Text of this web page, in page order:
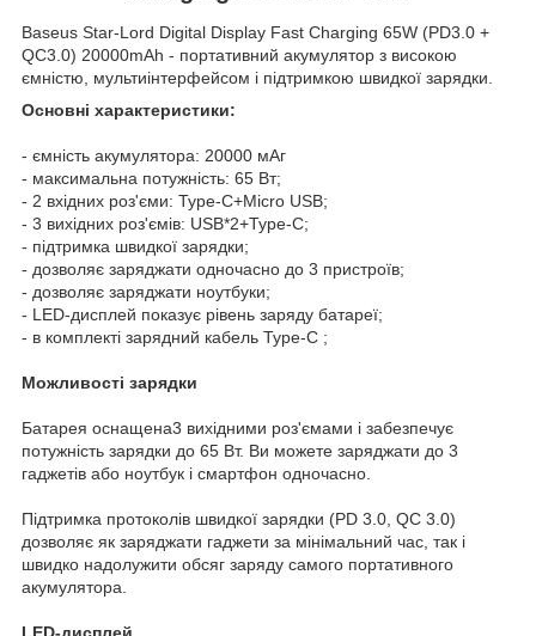
Baseus Star-Lord Digital Display Fast Charging 65W (PD3.0 +
QC3.0) 20000mAh - портативний акумулятор з високою
ємністю, мультиінтерфейсом і підтримкою швидкої зарядки.
Основні характеристики:
- ємність акумулятора: 20000 мАг
- максимальна потужність: 65 Вт;
- 2 вхідних роз'єми: Type-C+Micro USB;
- 3 вихідних роз'ємів: USB*2+Type-C;
- підтримка швидкої зарядки;
- дозволяє заряджати одночасно до 3 пристроїв;
- дозволяє заряджати ноутбуки;
- LED-дисплей показує рівень заряду батареї;
- в комплекті зарядний кабель Type-C ;
Можливості зарядки
Батарея оснащена3 вихідними роз'ємами і забезпечує
потужність зарядки до 65 Вт. Ви можете заряджати до 3
гаджетів або ноутбук і смартфон одночасно.
Підтримка протоколів швидкої зарядки (PD 3.0, QC 3.0)
дозволяє як заряджати гаджети за мінімальний час, так і
швидко надолужити обсяг заряду самого портативного
акумулятора.